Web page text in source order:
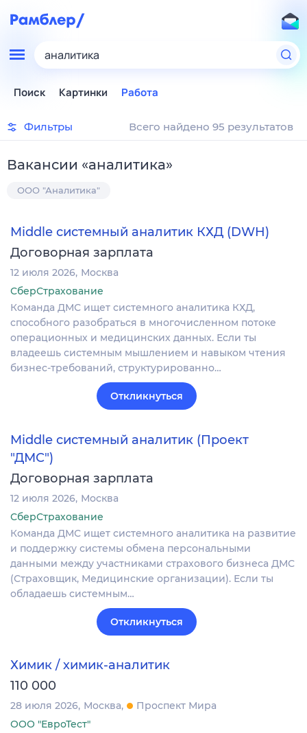
аналитика
Поиск Картинки Работа
Фильтры Всего найдено 95 результатов
Вакансии «аналитика»
ООО "Аналитика"
Middle системный аналитик КХД (DWH)
Договорная зарплата
12 июля 2026 Москва
СберСтрахование
Команда ДМС ищет системного аналитика КХД,
способного разобраться в многочисленном потоке
операционных и медицинских данных. Если ты
владеешь системным мышлением и навыком чтения
бизнес-требований, структурированно…
Откликнуться
Middle системный аналитик (Проект
"ДМС")
Договорная зарплата
12 июля 2026 Москва
СберСтрахование
Команда ДМС ищет системного аналитика на развитие
и поддержку системы обмена персональными
данными между участниками страхового бизнеса ДМС
(Страховщик, Медицинские организации). Если ты
обладаешь системным…
Откликнуться
Химик / химик-аналитик
110 000
28 июля 2026 Москва
Проспект Мира
ООО "ЕвроТест"